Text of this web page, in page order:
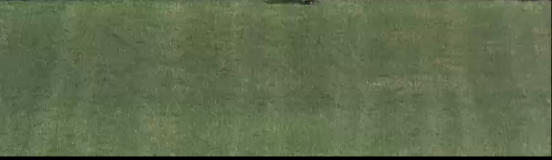
影
片